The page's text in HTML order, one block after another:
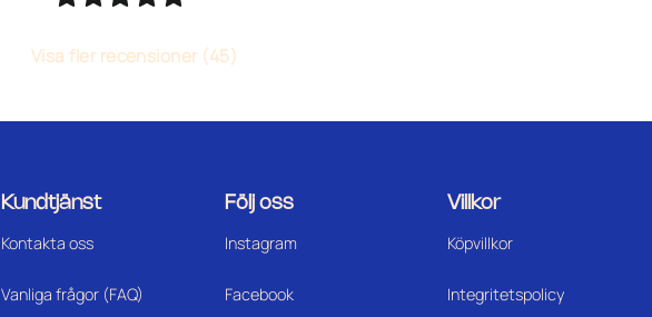
Visa fler recensioner (45)
Kundtjänst
Kontakta oss
Vanliga frågor (FAQ)
Följ oss
Instagram
Facebook
Villkor
Köpvillkor
Integritetspolicy